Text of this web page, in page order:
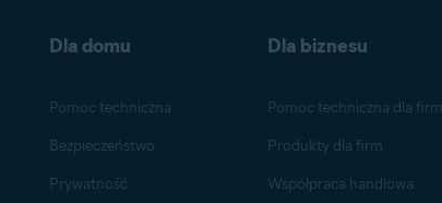
Dla domu
Pomoc techniczna
Bezpieczeństwo
Prywatność
Dla biznesu
Pomoc techniczna dla firm
Produkty dla firm
Współpraca handlowa